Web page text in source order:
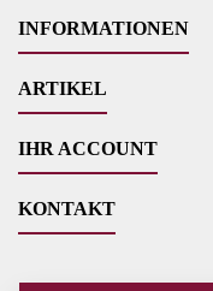
INFORMATIONEN
ARTIKEL
IHR ACCOUNT
KONTAKT